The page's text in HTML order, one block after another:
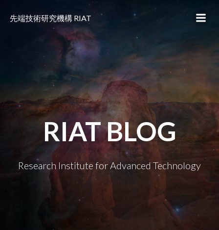
ス
キ
ッ
プ
先端技術研究機構 RIAT
RIAT BLOG
Research Institute for Advanced Technology